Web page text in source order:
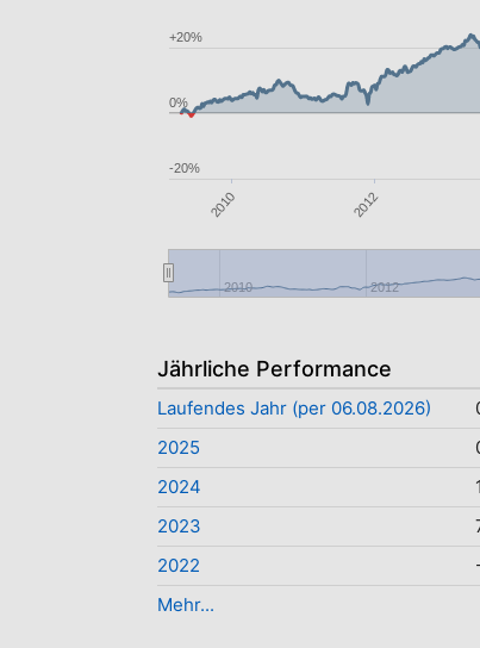
2010 2012
2010 2012
-20%
0%
+20%
Jährliche Performance
Laufendes Jahr (per 06.08.2026)
2025
2024
2023
2022
Mehr...